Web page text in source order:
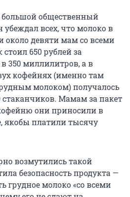
большой общественный
убеждал всех, что молоко в
около девяти мам со всеми
650 рублей за
350 миллилитров, а в
кофейнях (именно там
молоком) получалось
стаканчиков. Мамам за пакет
они приносили в
якобы платили тысячу
возмутились такой
безопасность продукта —
грудное молоко «со всеми